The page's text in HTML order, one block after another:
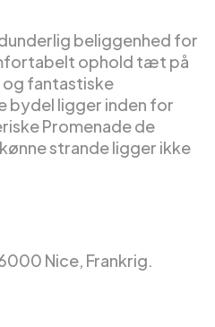
beliggenhed for
ophold tæt på
fantastiske
bydel ligger inden for
Promenade de
strande ligger ikke
Nice, Frankrig.